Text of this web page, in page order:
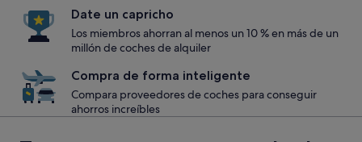
Date un capricho
Los miembros ahorran al menos un 10 % en más de un
millón de coches de alquiler
Compra de forma inteligente
Compara proveedores de coches para conseguir
ahorros increíbles